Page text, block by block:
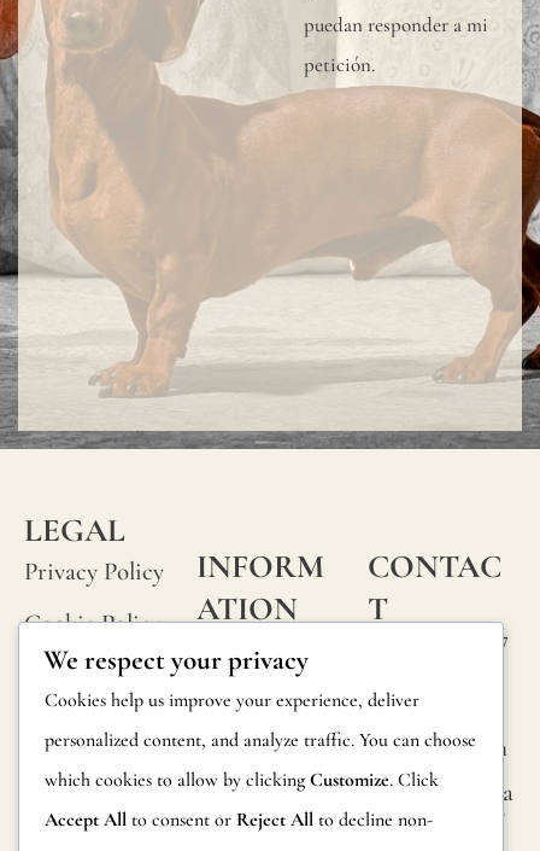
puedan responder a mi
petición.
LEGAL
Privacy Policy
Cookie Policy
Terms and
Conditions
Legal Notice
INFORM
ATION
FAQs
Product
Information
Returns
CONTAC
T
Calle Alheli, 7
29730 Rincón
de la Victoria
Málaga, Spain
hola@jamesma
lonefabrics.co
m
se
del
tejido
son
We respect your privacy
Cookies help us improve your experience, deliver
personalized content, and analyze traffic. You can choose
which cookies to allow by clicking Customize. Click
Accept All to consent or Reject All to decline non-